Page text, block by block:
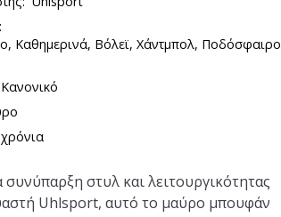
Καθημερινά, Βόλεϊ, Χάντμπολ, Ποδόσφαιρο
Κανονικό
στυλ και λειτουργικότητας
Uhlsport, αυτό το μαύρο μπουφάν